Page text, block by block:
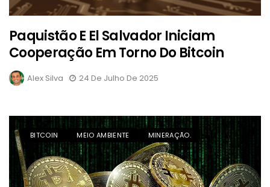
Paquistão E El Salvador Iniciam
Cooperação Em Torno Do Bitcoin
Alex Silva 24 De Julho De 2025
BITCOIN MEIO AMBIENTE MINERAÇÃO.